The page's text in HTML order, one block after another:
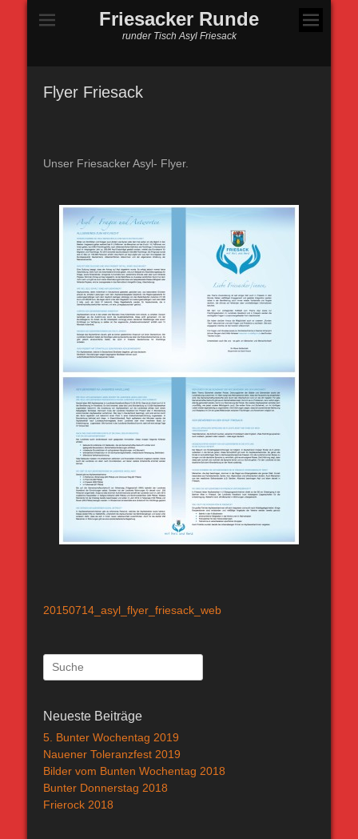
Friesacker Runde
runder Tisch Asyl Friesack
Flyer Friesack
Unser Friesacker Asyl- Flyer.
20150714_asyl_flyer_friesack_web
Suche
nach:
Neueste Beiträge
5. Bunter Wochentag 2019
Nauener Toleranzfest 2019
Bilder vom Bunten Wochentag 2018
Bunter Donnerstag 2018
Frierock 2018